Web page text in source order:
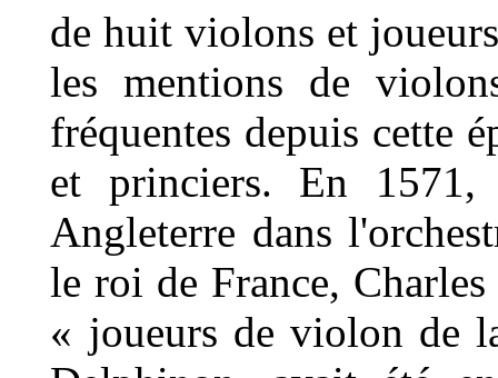
de huit violons et
les mentions de
fréquentes depuis cette
et princiers. En 1571,
Angleterre dans
le roi de France,
« joueurs de violon de